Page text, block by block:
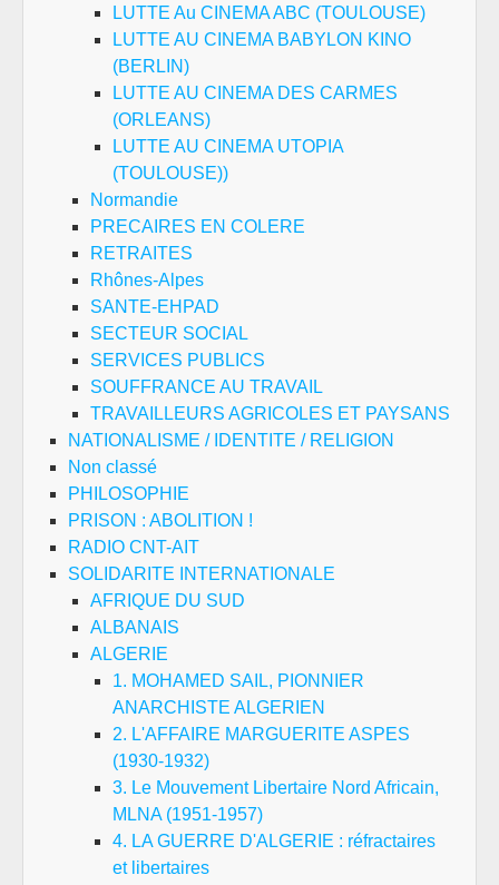
LUTTE Au CINEMA ABC (TOULOUSE)
LUTTE AU CINEMA BABYLON KINO
(BERLIN)
LUTTE AU CINEMA DES CARMES
(ORLEANS)
LUTTE AU CINEMA UTOPIA
(TOULOUSE))
Normandie
PRECAIRES EN COLERE
RETRAITES
Rhônes-Alpes
SANTE-EHPAD
SECTEUR SOCIAL
SERVICES PUBLICS
SOUFFRANCE AU TRAVAIL
TRAVAILLEURS AGRICOLES ET PAYSANS
NATIONALISME / IDENTITE / RELIGION
Non classé
PHILOSOPHIE
PRISON : ABOLITION !
RADIO CNT-AIT
SOLIDARITE INTERNATIONALE
AFRIQUE DU SUD
ALBANAIS
ALGERIE
1. MOHAMED SAIL, PIONNIER
ANARCHISTE ALGERIEN
2. L'AFFAIRE MARGUERITE ASPES
(1930-1932)
3. Le Mouvement Libertaire Nord Africain,
MLNA (1951-1957)
4. LA GUERRE D'ALGERIE : réfractaires
et libertaires